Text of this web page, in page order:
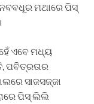
ନବବଧୂର ମଥାରେ ପିସ୍
ଏବେ ମଧ୍ୟ
ପବିତ୍ରତାର
ସାଜସଜ୍ଜା
ପିସ୍ ଲିଲି